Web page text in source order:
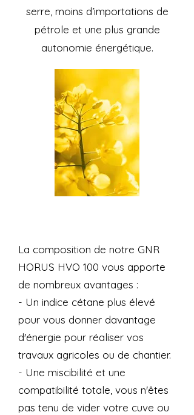
serre, moins d’importations de
pétrole et une plus grande
autonomie énergétique.
La composition de notre GNR
HORUS HVO 100 vous apporte
de nombreux avantages :
- Un indice cétane plus élevé
pour vous donner davantage
d'énergie pour réaliser vos
travaux agricoles ou de chantier.
- Une miscibilité et une
compatibilité totale, vous n'êtes
pas tenu de vider votre cuve ou